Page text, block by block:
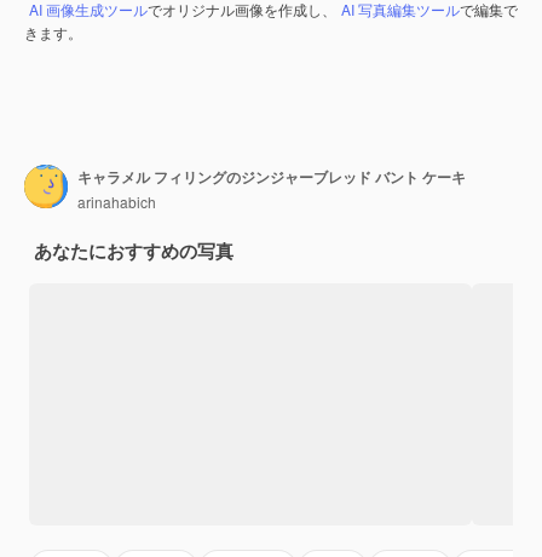
AI 画像生成ツールでオリジナル画像を作成し、 AI 写真編集ツールで編集で
きます。
キャラメル フィリングのジンジャーブレッド バント ケーキ
arinahabich
あなたにおすすめの写真